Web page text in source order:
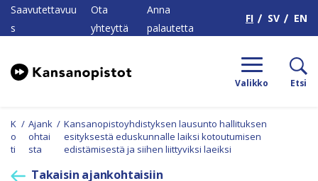
Saavutettavuu
s
Ota
yhteyttä
Anna
palautetta
FI SV EN
Valikko Etsi
K
o
ti
/ Ajank
ohtai
sta
/ Kansanopistoyhdistyksen lausunto hallituksen
esityksestä eduskunnalle laiksi kotoutumisen
edistämisestä ja siihen liittyviksi laeiksi
Takaisin ajankohtaisiin